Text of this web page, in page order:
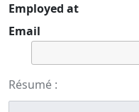
Employed at
Email
Résumé :